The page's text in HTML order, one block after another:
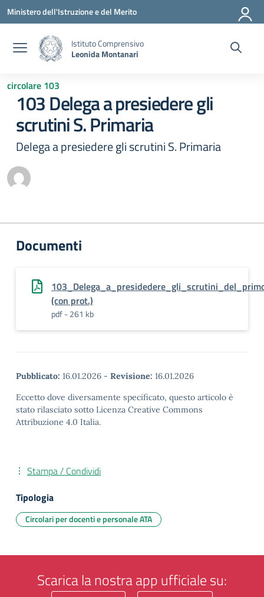
Vai ai contenuti
Vai al menu di navigazione
Vai al footer
Ministero dell'Istruzione e del Merito
Istituto Comprensivo
Leonida Montanari
circolare 103
103 Delega a presiedere gli
scrutini S. Primaria
Delega a presiedere gli scrutini S. Primaria
Documenti
(con prot.)
pdf - 261 kb
Pubblicato: 16.01.2026 - Revisione: 16.01.2026
Eccetto dove diversamente specificato, questo articolo è
stato rilasciato sotto Licenza Creative Commons
Attribuzione 4.0 Italia.
Stampa / Condividi
Tipologia
Circolari per docenti e personale ATA
Scarica la nostra app ufficiale su: